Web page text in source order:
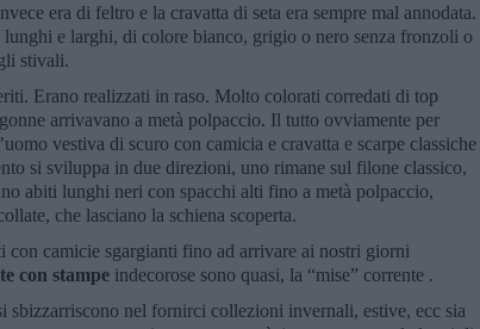
era di feltro e la cravatta di seta era sempre mal annodata.
e larghi, di colore bianco, grigio o nero senza fronzoli o
stivali.
Erano realizzati in raso. Molto colorati corredati di top
arrivavano a metà polpaccio. Il tutto ovviamente per
vestiva di scuro con camicia e cravatta e scarpe classiche
si sviluppa in due direzioni, uno rimane sul filone classico,
abiti lunghi neri con spacchi alti fino a metà polpaccio,
che lasciano la schiena scoperta.
camicie sgargianti fino ad arrivare ai nostri giorni
con stampe indecorose sono quasi, la “mise” corrente .
nel fornirci collezioni invernali, estive, ecc sia